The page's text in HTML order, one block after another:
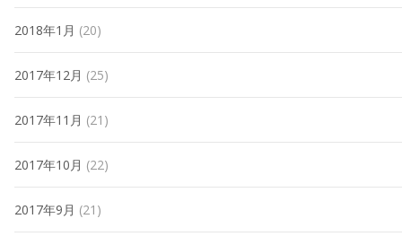
2018年1月 (20)
2017年12月 (25)
2017年11月 (21)
2017年10月 (22)
2017年9月 (21)